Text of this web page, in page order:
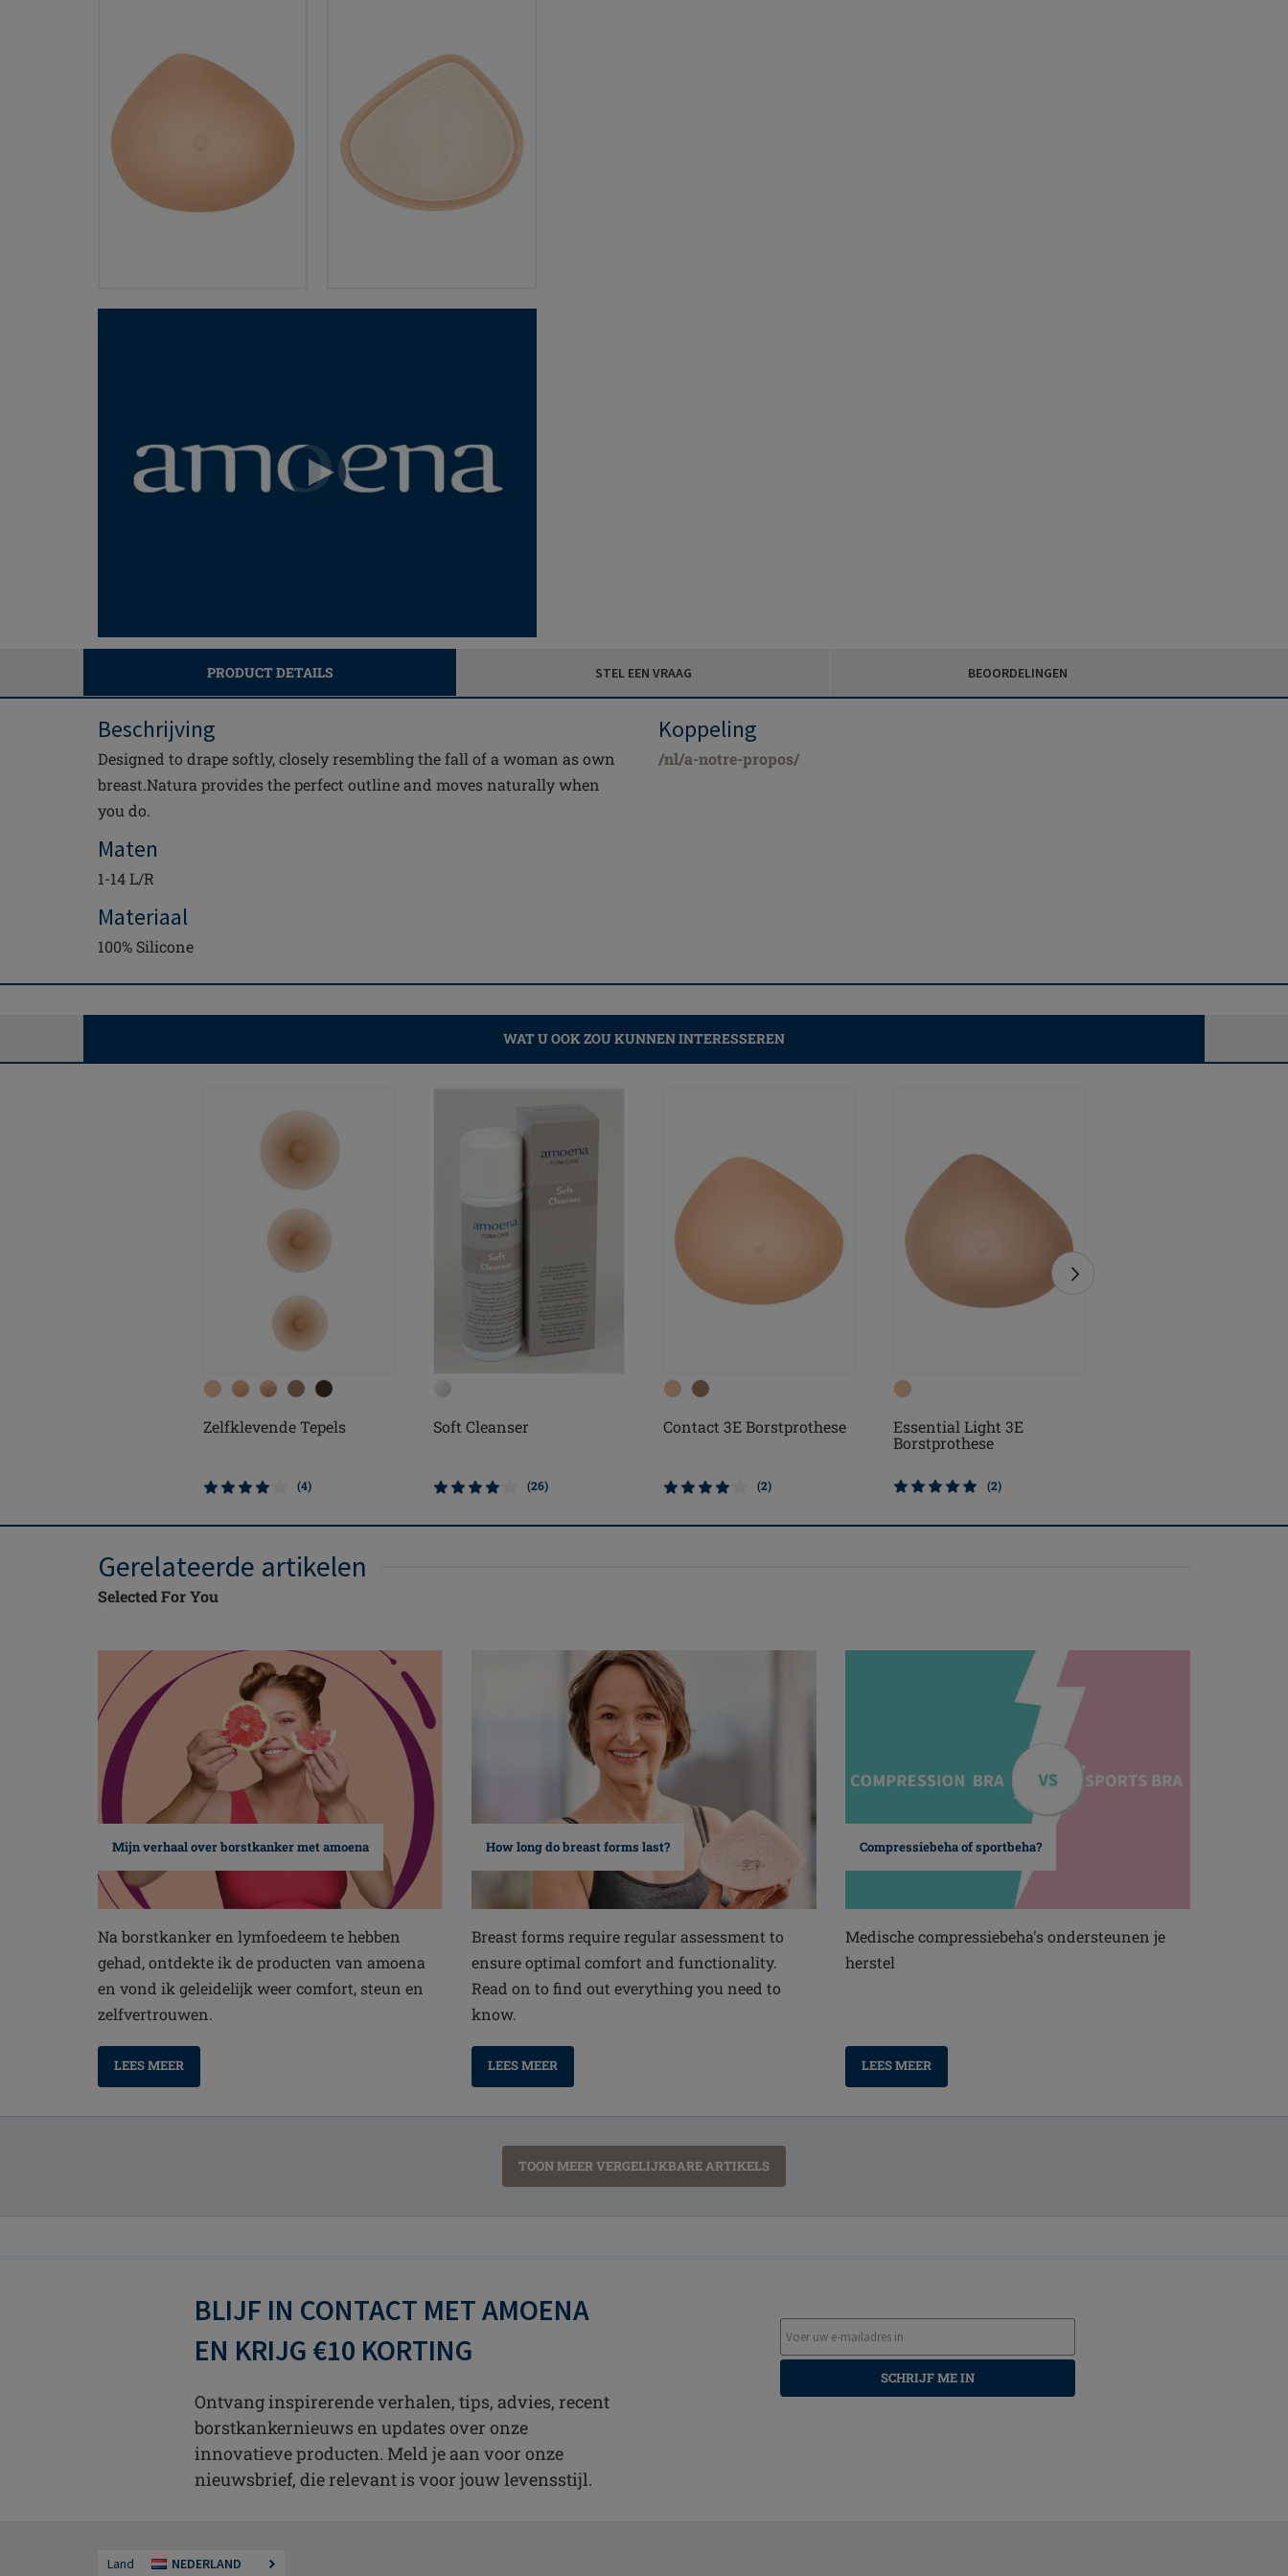
PRODUCT DETAILS STEL EEN VRAAG BEOORDELINGEN
Beschrijving
Designed to drape softly, closely resembling the fall of a woman as own
breast.Natura provides the perfect outline and moves naturally when
you do.
Maten
1-14 L/R
Materiaal
100% Silicone
Koppeling
/nl/a-notre-propos/
WAT U OOK ZOU KUNNEN INTERESSEREN
Zelfklevende Tepels
(4)
Soft Cleanser
(26)
Contact 3E Borstprothese
(2)
Essential Light 3E
Borstprothese
(2)
Gerelateerde artikelen
Selected For You
Mijn verhaal over borstkanker met amoena
Na borstkanker en lymfoedeem te hebben
gehad, ontdekte ik de producten van amoena
en vond ik geleidelijk weer comfort, steun en
zelfvertrouwen.
LEES MEER
How long do breast forms last?
Breast forms require regular assessment to
ensure optimal comfort and functionality.
Read on to find out everything you need to
know.
LEES MEER
Compressiebeha of sportbeha?
Medische compressiebeha's ondersteunen je
herstel
LEES MEER
TOON MEER VERGELIJKBARE ARTIKELS
BLIJF IN CONTACT MET AMOENA
EN KRIJG €10 KORTING
Ontvang inspirerende verhalen, tips, advies, recent
borstkankernieuws en updates over onze
innovatieve producten. Meld je aan voor onze
nieuwsbrief, die relevant is voor jouw levensstijl.
SCHRIJF ME IN
Land NEDERLAND